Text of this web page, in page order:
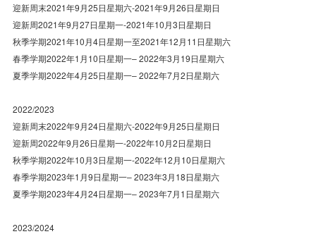
迎新周末2021年9月25日星期六-2021年9月26日星期日
迎新周2021年9月27日星期一-2021年10月3日星期日
秋季学期2021年10月4日星期一至2021年12月11日星期六
春季学期2022年1月10日星期一– 2022年3月19日星期六
夏季学期2022年4月25日星期一– 2022年7月2日星期六
2022/2023
迎新周末2022年9月24日星期六-2022年9月25日星期日
迎新周2022年9月26日星期一-2022年10月2日星期日
秋季学期2022年10月3日星期一-2022年12月10日星期六
春季学期2023年1月9日星期一– 2023年3月18日星期六
夏季学期2023年4月24日星期一– 2023年7月1日星期六
2023/2024